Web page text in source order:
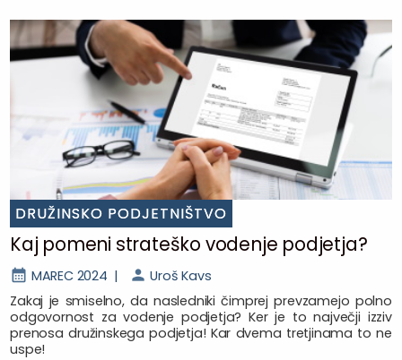
DRUŽINSKO PODJETNIŠTVO
Kaj pomeni strateško vodenje podjetja?
MAREC 2024 |
Uroš Kavs
Zakaj je smiselno, da nasledniki čimprej prevzamejo polno
odgovornost za vodenje podjetja? Ker je to največji izziv
prenosa družinskega podjetja! Kar dvema tretjinama to ne
uspe!